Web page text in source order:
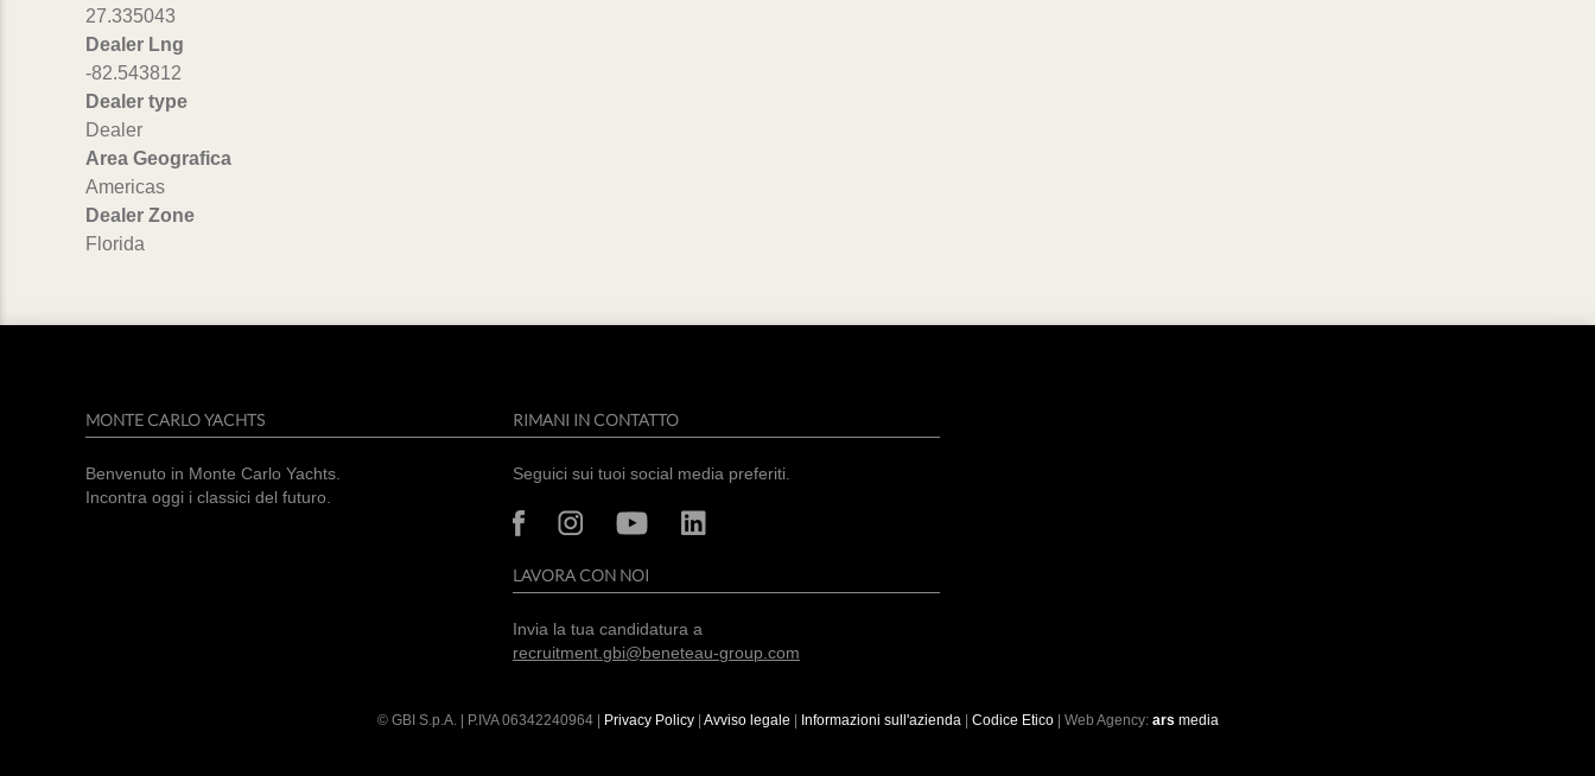
27.335043
Dealer Lng
-82.543812
Dealer type
Dealer
Area Geografica
Americas
Dealer Zone
Florida
MONTE CARLO YACHTS
Benvenuto in Monte Carlo Yachts.
Incontra oggi i classici del futuro.
RIMANI IN CONTATTO
Seguici sui tuoi social media preferiti.
LAVORA CON NOI
Invia la tua candidatura a
recruitment.gbi@beneteau-group.com
© GBI S.p.A. | P.IVA06342240964| Privacy Policy| Avviso legale Informazioni sull'azienda| Codice Etico| Web Agency: ars media